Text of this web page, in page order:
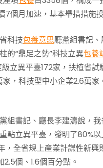
個月加速，基本舉措措施
科技包養意思廳黨組書記
的“鼎足之勢”科技立異包養
立異平臺172家，扶植省試
，科技型中小企業2.6萬
組書記、廳長李建濤說，
點立異平臺，發明了80%
，全省規上產業計謀性新
2.5個、1.6個百分點。